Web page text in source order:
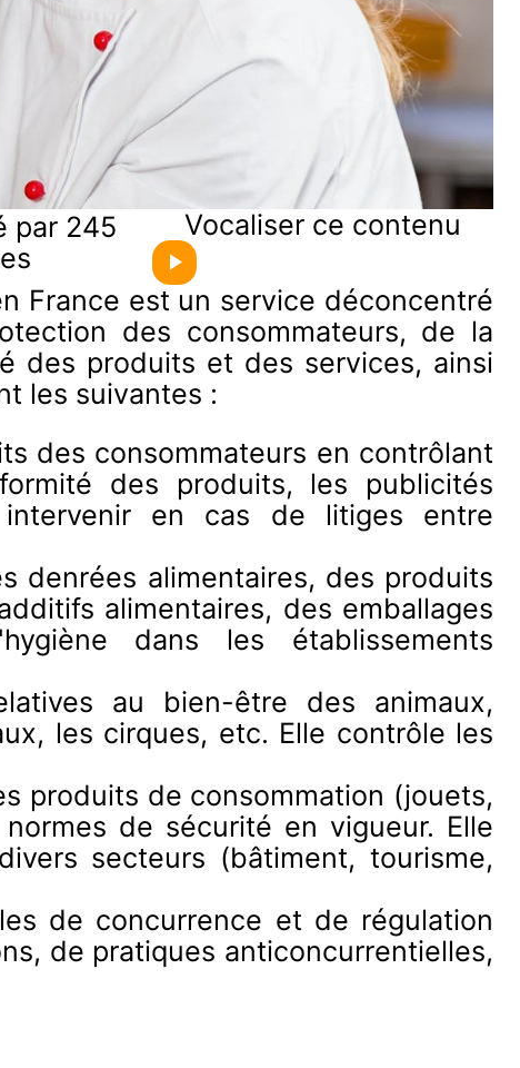
par 245
Vocaliser ce contenu
France est un service déconcentré
des consommateurs, de la
des produits et des services, ainsi
les suivantes :
des consommateurs en contrôlant
des produits, les publicités
intervenir en cas de litiges entre
denrées alimentaires, des produits
alimentaires, des emballages
dans les établissements
au bien-être des animaux,
les cirques, etc. Elle contrôle les
produits de consommation (jouets,
de sécurité en vigueur. Elle
secteurs (bâtiment, tourisme,
de concurrence et de régulation
de pratiques anticoncurrentielles,